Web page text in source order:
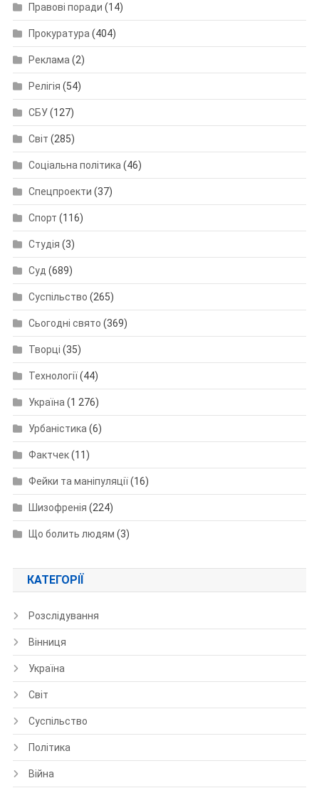
Правові поради (14)
Прокуратура (404)
Реклама (2)
Релігія (54)
СБУ(127)
Світ (285)
Соціальна політика (46)
Спецпроекти (37)
Спорт (116)
Студія (3)
Суд (689)
Суспільство (265)
Сьогодні свято (369)
Творці (35)
Технології(44)
Україна (1 276)
Урбаністика (6)
Фактчек(11)
Фейки та маніпуляції(16)
Шизофренія (224)
Що болить людям (3)
КАТЕГОРІЇ
Розслідування
Вінниця
Україна
Світ
Суспільство
Політика
Війна